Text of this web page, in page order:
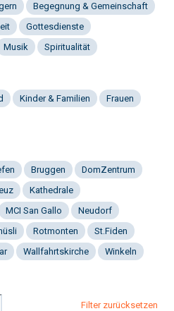
Begegnung & Gemeinschaft
Gottesdienste
Musik Spiritualität
Kinder & Familien
Frauen
Bruggen
DomZentrum
Kathedrale
MCI San Gallo
Neudorf
Rotmonten
St.Fiden
Wallfahrtskirche
Winkeln
Filter zurücksetzen